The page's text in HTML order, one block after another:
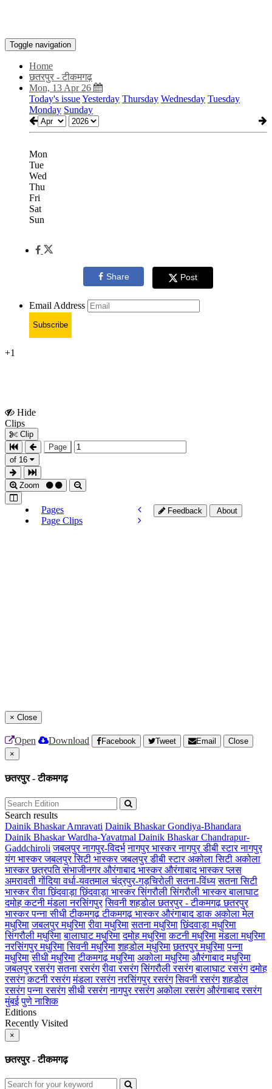
Toggle navigation
Home
छतरपुर - टीकमगढ़
Mon, 13 Apr 26
Today's issueYesterday Thursday Wednesday Tuesday
Monday Sunday
Mon
Tue
Wed
Thu
Fri
Sat
Sun
Share Post
Email Address
Subscribe
+1
Hide
Clips
Clip
Page
of 16
Zoom
Pages
Page Clips
Feedback About
× Close
Open Download Facebook Tweet Email
Close
×
छतरपुर - टीकमगढ़
Search results
Dainik Bhaskar Amravati Dainik Bhaskar Gondiya-Bhandara
Dainik Bhaskar Wardha-Yavatmal Dainik Bhaskar Chandrapur-
Gaddchiroli जबलपुरनागपुर-विदर्भ नागपुर भास्करनागपुर डीबी स्टारनागपुर
यंग भास्करजबलपुर सिटी भास्करजबलपुर डीबी स्टारअकोला सिटी अकोला
भास्करछत्रपति संभाजीनगरऔरंगाबाद भास्करऔरंगाबाद भास्कर प्लस
अमरावतीगोंदियावर्धा-यवतमालचंद्रपुर-गड़चिरोलीसतना-विंध्य सतना सिटी
भास्कररीवाछिंदवाड़ाछिंदवाड़ा भास्करसिंगरौलीसिंगरौली भास्करबालाघाट
दमोहकटनीमंडलानरसिंगपुर सिवनीशहडोलछतरपुर - टीकमगढ़छतरपुर
भास्करपन्नासीधीटीकमगढ़टीकमगढ़ भास्करऔरंगाबाद डाकअकोला मेल
मधुरिमा जबलपुर मधुरिमा रीवा मधुरिमा सतना मधुरिमा छिंदवाड़ा मधुरिमा
सिंगरौली मधुरिमा बालाघाट मधुरिमा दमोह मधुरिमा कटनी मधुरिमा मंडला मधुरिमा
नरसिंगपुर मधुरिमा सिवनी मधुरिमा शहडोल मधुरिमा छतरपुर मधुरिमा पन्ना
मधुरिमा सीधी मधुरिमा टीकमगढ़ मधुरिमा अकोला मधुरिमा औरंगाबाद मधुरिमा
जबलपुर रसरंग सतना रसरंग रीवा रसरंग सिंगरौली रसरंग बालाघाट रसरंग दमोह
रसरंग कटनी रसरंग मंडला रसरंग नरसिंगपुर रसरंग सिवनी रसरंग शहडोल
रसरंग पन्ना रसरंग सीधी रसरंग नागपुर रसरंग अकोला रसरंग औरंगाबाद रसरंग
मुंबई पुणेनाशिक
Editions
Recently Visited
×
छतरपुर - टीकमगढ़